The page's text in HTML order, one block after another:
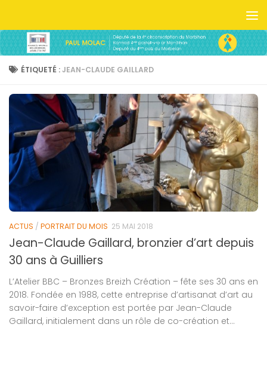
ÉTIQUETÉ :JEAN-CLAUDE GAILLARD
ACTUS / PORTRAIT DU MOIS 25 MAI 2018
Jean-Claude Gaillard, bronzier d’art depuis
30 ans à Guilliers
L’Atelier BBC – Bronzes Breizh Création – fête ses 30 ans en
2018. Fondée en 1988, cette entreprise d’artisanat d’art au
savoir-faire d’exception est portée par Jean-Claude
Gaillard, initialement dans un rôle de co-création et...